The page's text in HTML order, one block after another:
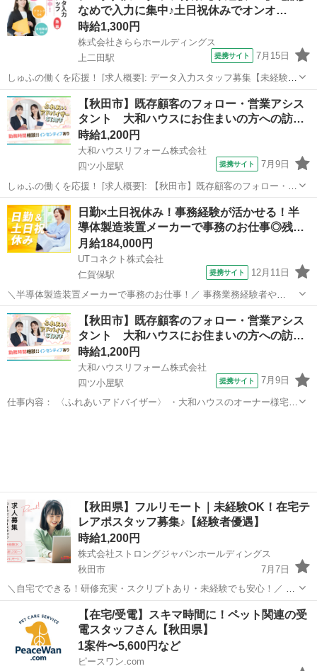
た対応が可能です。 社内の福利...なめで入力に集中♪土日祝休みでオンオ…
時給1,300円
株式会社きららホールディングス
上二田駅
提携サイト 7月15日
しゅふの働くを応援！ [求人概要]: データ入力スタッフ募集【未経験
OK】電話少なめで入力に集中♪土日祝休みでオンオフ切替、長く続け
やすい職場 [職種名]: 工場内でのデータ入力 [勤務地・最寄駅]: 秋田県
秋田市 株...
秋田 上二田駅 一般事務
【秋田市】既存顧客のフォロー・営業アシス
タント 大和ハウスにお住まいの方への訪…
時給1,200円
大和ハウスリフォーム株式会社
四ツ小屋駅
提携サイト 7月9日
しゅふの働くを応援！ [求人概要]: 【秋田市】既存顧客のフォロー・営
業アシスタント 大和ハウスにお住まいの方への訪問スタッフ＜ふれ
あいアドバイザー＞ [職種名]: 既存顧客フォロー・営業サポートスタッ
フ [勤務地・最...
秋田 四ツ小屋駅 営業事務
日勤×土日祝休み！事務経験が活かせる！半
導体製造装置メーカーで事務のお仕事◎残…
月給184,000円
UTコネクト株式会社
仁賀保駅
提携サイト 12月11日
＼半導体製造装置メーカーで事務のお仕事！／ 事務業務経験者や
Excelツールの使用できる方歓迎！ 資材管理経験者や加工図面がわか
る方大歓迎☆ ラクラク座り仕事をお探しの方に オススメのお仕事です
◎ ＜具体的には…＞...
秋田 にかほ市 仁賀保駅 電話対応
【秋田市】既存顧客のフォロー・営業アシス
タント 大和ハウスにお住まいの方への訪…
時給1,200円
大和ハウスリフォーム株式会社
四ツ小屋駅
提携サイト 7月9日
仕事内容： 〈ふれあいアドバイザー〉 ・大和ハウスのオーナー様宅へ
【秋田県】フルリモート｜未経験OK！在宅テ
レアポスタッフ募集♪【経験者優遇】
時給1,200円
株式会社ストロングジャパンホールディングス
秋田市
7月7日
＼自宅でできる！研修充実・スクリプトあり・未経験でも安心！／ 全
国どこでも働ける「在宅テレアポスタッフ」を募集しています♪ 【仕
事内容】 行っていただく業務は、アポイントの取得業務です。 先輩ス
タッフとチーム...
電話対応 フルリモート
【在宅/受電】スキマ時間に！ペット関連の受
電スタッフさん【秋田県】
1案件〜5,600円など
ピースワン.com